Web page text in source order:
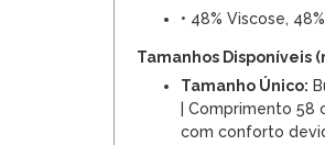
• 48% Viscose,
Tamanhos Disponíveis
Tamanho Único:
| Comprimento
com conforto